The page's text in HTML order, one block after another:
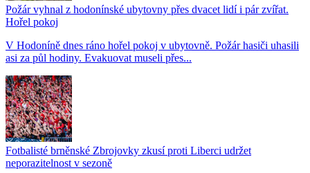
Požár vyhnal z hodonínské ubytovny přes dvacet lidí i pár zvířat.
Hořel pokoj
V Hodoníně dnes ráno hořel pokoj v ubytovně. Požár hasiči uhasili
asi za půl hodiny. Evakuovat museli přes...
Fotbalisté brněnské Zbrojovky zkusí proti Liberci udržet
neporazitelnost v sezoně